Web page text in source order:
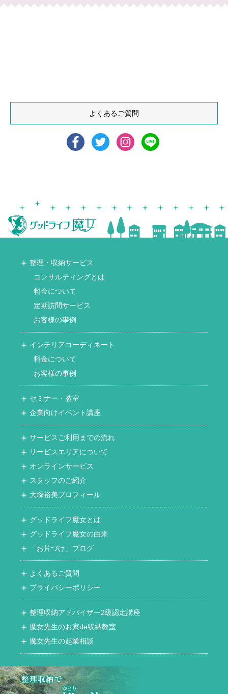
よくあるご質問
整理・収納サービス
コンサルティングとは
料金について
定期訪問サービス
お客様の事例
インテリアコーディネート
料金について
お客様の事例
セミナー・教室
企業向けイベント講座
サービスご利用までの流れ
サービスエリアについて
オンラインサービス
スタッフのご紹介
大塚裕美プロフィール
グッドライフ魔女とは
グッドライフ魔女の由来
「お片づけ」ブログ
よくあるご質問
プライバシーポリシー
整理収納アドバイザー2級認定講座
魔女先生のお家de収納教室
魔女先生の起業相談